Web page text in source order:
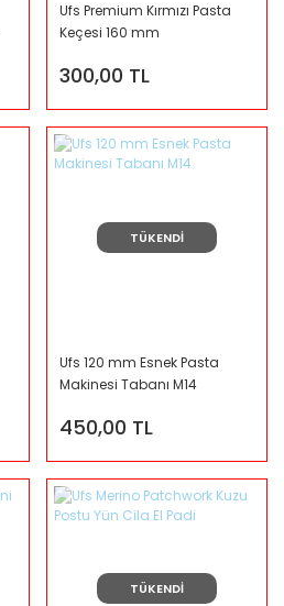
Ufs Premium Kırmızı Pasta
Keçesi 160 mm
300,00 TL
TÜKENDİ
Ufs 120 mm Esnek Pasta
Makinesi Tabanı M14
450,00 TL
TÜKENDİ